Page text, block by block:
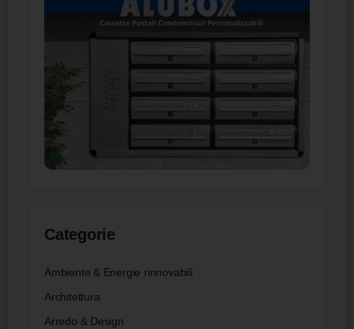
Categorie
Ambiente & Energie rinnovabili
Architettura
Arredo & Design